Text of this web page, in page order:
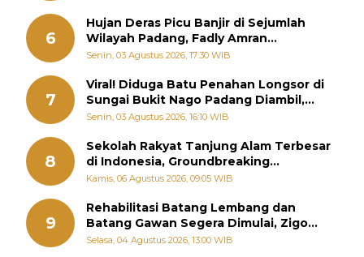
6
Hujan Deras Picu Banjir di Sejumlah
Wilayah Padang, Fadly Amran
Perintahkan OPD Siaga
Senin, 03 Agustus 2026, 17:30 WIB
7
Viral! Diduga Batu Penahan Longsor di
Sungai Bukit Nago Padang Diambil,
Warga Khawatir Bencana Terulang
Senin, 03 Agustus 2026, 16:10 WIB
8
Sekolah Rakyat Tanjung Alam Terbesar
di Indonesia, Groundbreaking
September
Kamis, 06 Agustus 2026, 09:05 WIB
9
Rehabilitasi Batang Lembang dan
Batang Gawan Segera Dimulai, Zigo
Rolanda Pastikan Proyek Berjalan
Selasa, 04 Agustus 2026, 13:00 WIB